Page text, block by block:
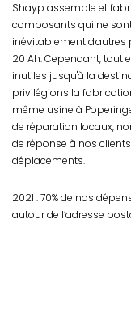
Shayp assemble et
composants qui ne
inévitablement d'autres
20 Ah. Cependant, tout
inutiles jusqu'à la
privilégions la
même usine à
de réparation locaux,
de réponse à nos
déplacements.
2021 : 70% de nos
autour de l’adresse